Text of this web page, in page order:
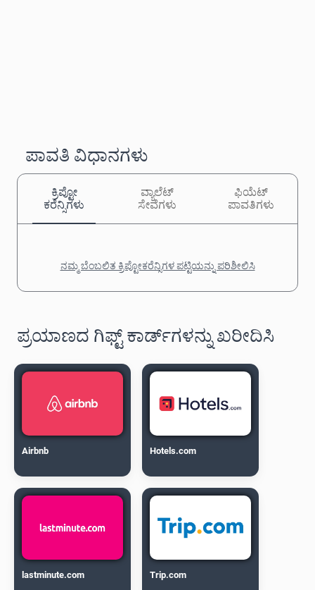
ಪಾವತಿ ವಿಧಾನಗಳು
ಕ್ರಿಪ್ಟೋ
ಕರೆನ್ಸಿಗಳು
ವ್ಯಾಲೆಟ್
ಸೇವೆಗಳು
ಫಿಯೆಟ್
ಪಾವತಿಗಳು
ನಮ್ಮ ಬೆಂಬಲಿತ ಕ್ರಿಪ್ಟೋಕರೆನ್ಸಿಗಳ ಪಟ್ಟಿಯನ್ನು ಪರಿಶೀಲಿಸಿ
ಪ್ರಯಾಣದ ಗಿಫ್ಟ್ ಕಾರ್ಡ್‌ಗಳನ್ನು ಖರೀದಿಸಿ
Airbnb Hotels.com
lastminute.com Trip.com